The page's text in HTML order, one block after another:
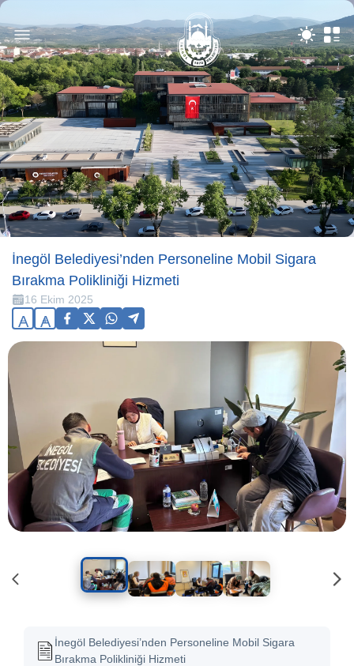
İnegöl Belediyesi’nden Personeline Mobil Sigara
Bırakma Polikliniği Hizmeti
16 Ekim 2025
A A
İnegöl Belediyesi’nden Personeline Mobil Sigara
Bırakma Polikliniği Hizmeti